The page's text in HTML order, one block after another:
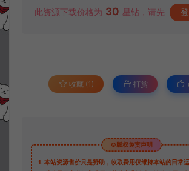
此资源下载价格为 30 星钻，请先
收藏 (1) 打赏
©版权免责声明
1. 本站资源售价只是赞助，收取费用仅维持本站的日常运